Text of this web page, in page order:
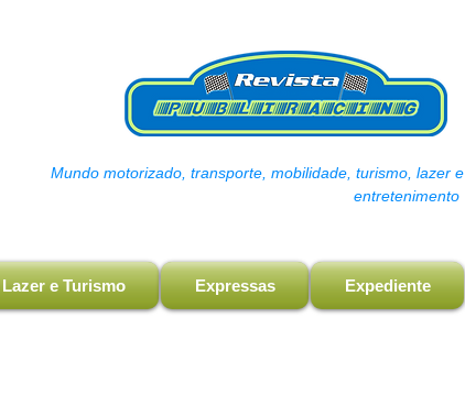
Mundo motorizado, transporte, mobilidade, turismo, lazer e
entretenimento
Lazer e Turismo Expressas Expediente